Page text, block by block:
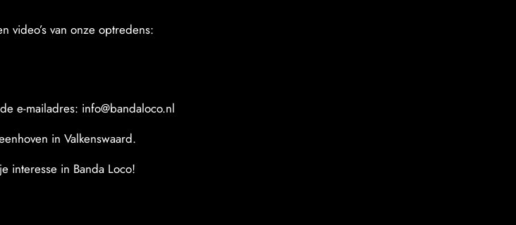
video’s van onze optredens:
e-mailadres: info@bandaloco.nl
in Valkenswaard.
interesse in Banda Loco!